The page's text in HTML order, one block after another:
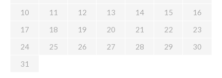
10
11 12 13 14 15
16
17
18 19 20 21 22
23
24
25 26 27 28 29
30
31